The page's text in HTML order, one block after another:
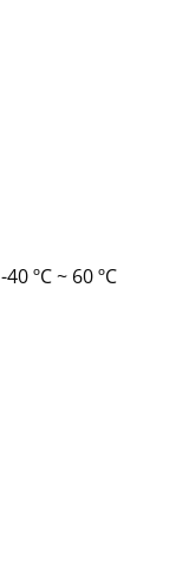
-40 ºC ~ 60 ºC